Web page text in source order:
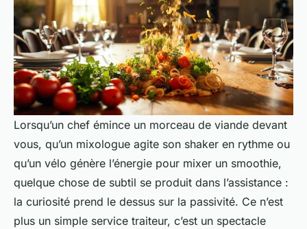
Lorsqu’un chef émince un morceau de viande devant
vous, qu’un mixologue agite son shaker en rythme ou
qu’un vélo génère l’énergie pour mixer un smoothie,
quelque chose de subtil se produit dans l’assistance :
la curiosité prend le dessus sur la passivité. Ce n’est
plus un simple service traiteur, c’est un spectacle